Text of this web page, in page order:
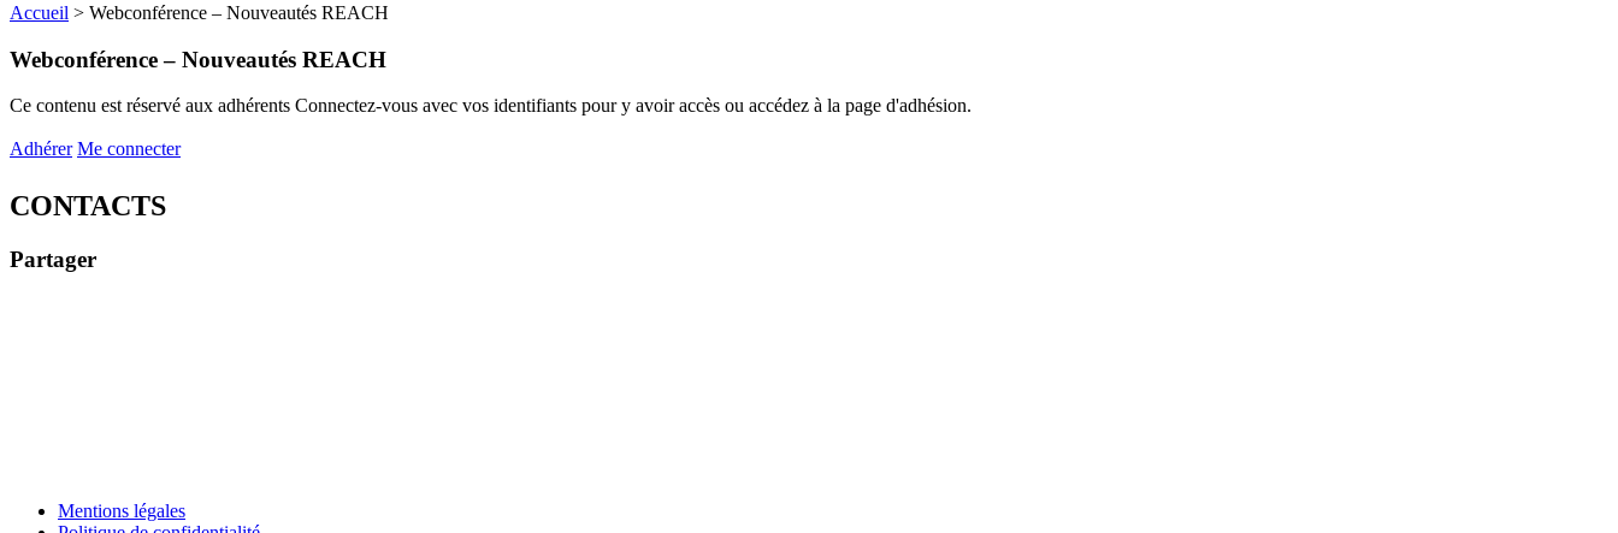
Accueil > Webconférence – Nouveautés REACH
Webconférence – Nouveautés REACH
Ce contenu est réservé aux adhérents Connectez-vous avec vos identifiants pour y avoir accès ou accédez à la page d'adhésion.
Adhérer Me connecter
CONTACTS
Partager
Mentions légales